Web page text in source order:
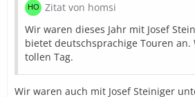
Zitat von homsi
Wir waren dieses Jahr mit Josef
bietet deutschsprachige Touren
tollen Tag.
Wir waren auch mit Josef Steiniger